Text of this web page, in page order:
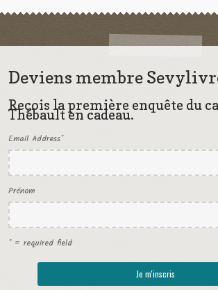
Deviens membre
Reçois la première enquête du
Thébault en cadeau.
Email Address*
Prénom
* = required field